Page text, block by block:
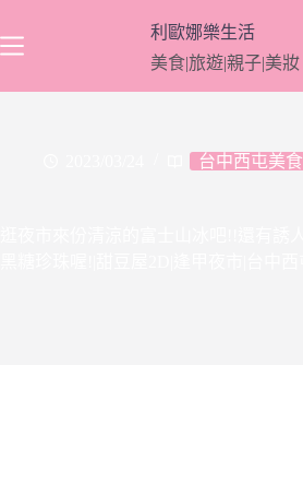
至
要
利歐娜樂生活
美食|旅遊|親子|美妝
台中西屯美食